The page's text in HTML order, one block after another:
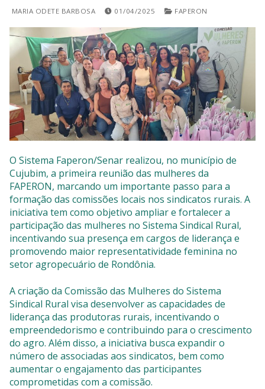
SISTEMAS
Chamados TI
Extranet
Lgpd
Gerador Senha
Solicitações LGPD
MARIA ODETE BARBOSA 01/04/2025 FAPERON
O Sistema Faperon/Senar realizou, no município de
Cujubim, a primeira reunião das mulheres da
FAPERON, marcando um importante passo para a
formação das comissões locais nos sindicatos rurais. A
iniciativa tem como objetivo ampliar e fortalecer a
participação das mulheres no Sistema Sindical Rural,
incentivando sua presença em cargos de liderança e
promovendo maior representatividade feminina no
setor agropecuário de Rondônia.
A criação da Comissão das Mulheres do Sistema
Sindical Rural visa desenvolver as capacidades de
liderança das produtoras rurais, incentivando o
empreendedorismo e contribuindo para o crescimento
do agro. Além disso, a iniciativa busca expandir o
número de associadas aos sindicatos, bem como
aumentar o engajamento das participantes
comprometidas com a comissão.